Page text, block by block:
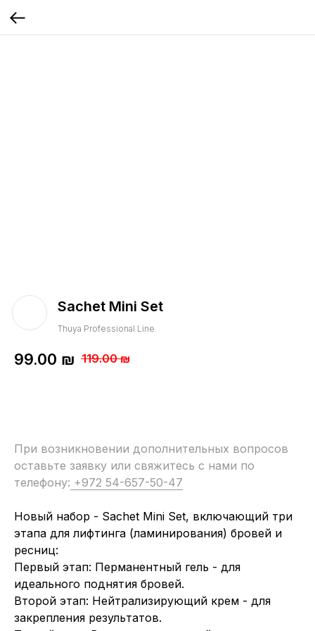
Sachet Mini Set
Thuya Professional Line
99.00 ₪ 119.00 ₪
При возникновении дополнительных вопросов
оставьте заявку или свяжитесь с нами по
телефону: +972 54-657-50-47
Новый набор - Sachet Mini Set, включающий три
этапа для лифтинга (ламинирования) бровей и
ресниц:
Первый этап: Перманентный гель - для
идеального поднятия бровей.
Второй этап: Нейтрализирующий крем - для
закрепления результатов.